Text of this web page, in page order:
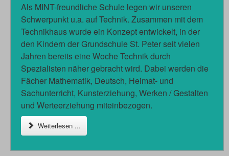
Als MINT-freundliche Schule legen wir unseren
Schwerpunkt u.a. auf Technik. Zusammen mit dem
Technikhaus wurde ein Konzept entwickelt, in der
den Kindern der Grundschule St. Peter seit vielen
Jahren bereits eine Woche Technik durch
Spezialisten näher gebracht wird. Dabei werden die
Fächer Mathematik, Deutsch, Heimat- und
Sachunterricht, Kunsterziehung, Werken / Gestalten
und Werteerziehung miteinbezogen.
Weiterlesen ...